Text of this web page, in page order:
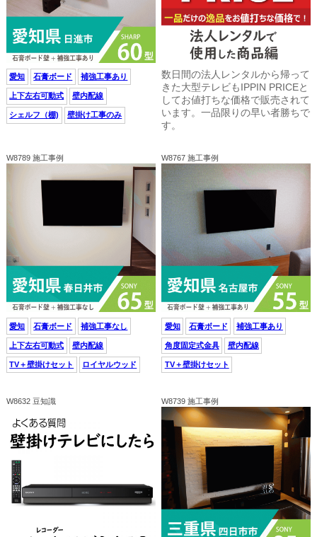
愛知 石膏ボード 補強工事あり
上下左右可動式 壁内配線
シェルフ（棚) 壁掛け工事のみ
数日間の法人レンタルから帰って
きた大型テレビもIPPIN PRICEと
してお値打ちな価格で販売されて
います。一品限りの早い者勝ちで
す。
W8789 施工事例
愛知 石膏ボード 補強工事なし
上下左右可動式 壁内配線
TV＋壁掛けセット ロイヤルウッド
W8767 施工事例
愛知 石膏ボード 補強工事あり
角度固定式金具 壁内配線
TV＋壁掛けセット
W8632 豆知識 W8739 施工事例